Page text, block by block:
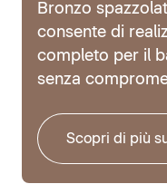
Bronzo
consente di
completo per il
senza
Scopri di più